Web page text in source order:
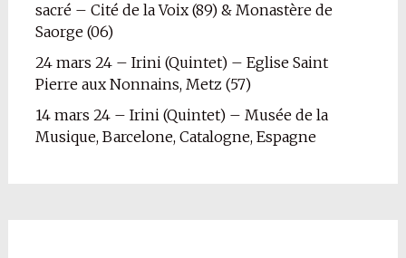
sacré – Cité de la Voix (89) & Monastère de
Saorge (06)
24 mars 24 – Irini (Quintet) – Eglise Saint
Pierre aux Nonnains, Metz (57)
14 mars 24 – Irini (Quintet) – Musée de la
Musique, Barcelone, Catalogne, Espagne